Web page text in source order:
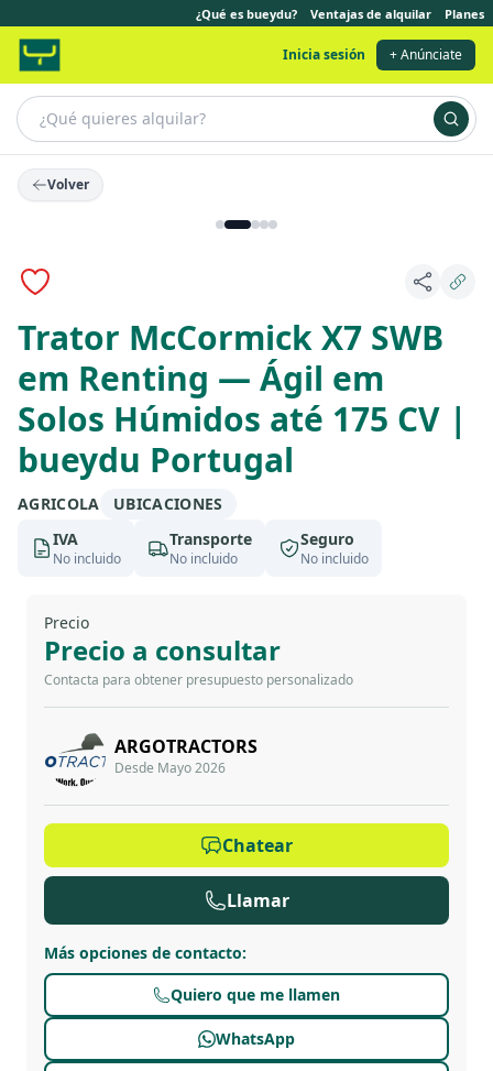
¿Qué es bueydu? Ventajas de alquilar Planes
Inicia sesión + Anúnciate
Volver
Trator McCormick X7 SWB
em Renting — Ágil em
Solos Húmidos até 175 CV |
bueydu Portugal
AGRICOLA
UBICACIONES
IVA
No incluido
Transporte
No incluido
Seguro
No incluido
Precio
Precio a consultar
Contacta para obtener presupuesto personalizado
ARGOTRACTORS
Desde Mayo 2026
Chatear
Llamar
Más opciones de contacto:
Quiero que me llamen
WhatsApp